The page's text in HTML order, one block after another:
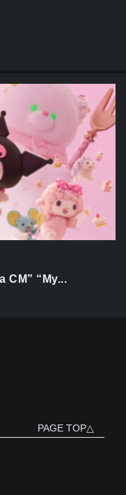
CM” “My...
PAGE TOP△